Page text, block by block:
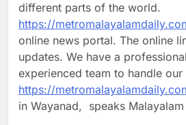
different parts of the world.
https://
online news portal. The online
updates. We have a
experienced team to handle our
https://
in Wayanad, speaks